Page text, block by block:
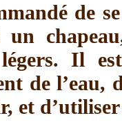
de
Il
de l’eau,
et d’utiliser